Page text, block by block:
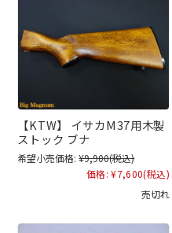
【KTW】 イサカM37用木製
ストック ブナ
希望小売価格: ¥9,900(税込)
価格: ¥7,600(税込)
売切れ